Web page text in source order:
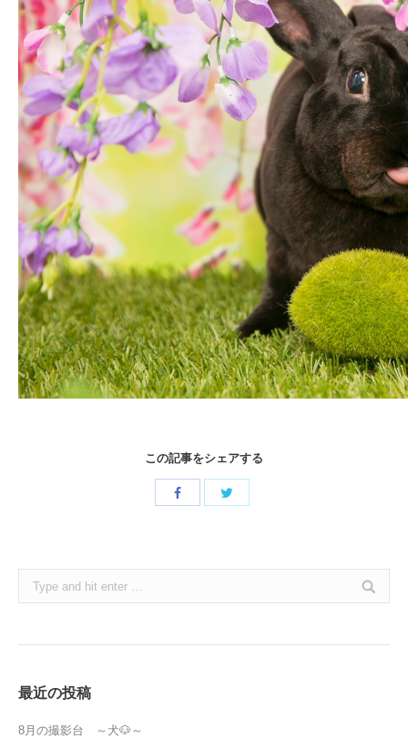
この記事をシェアする
Search:
最近の投稿
8月の撮影台 ～犬🐶～